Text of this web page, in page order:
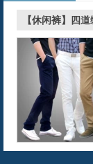
【休闲裤】四